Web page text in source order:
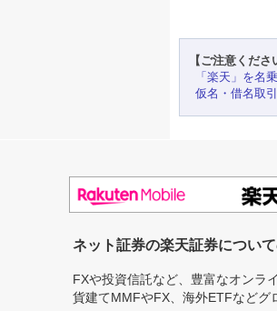
【ご注意くださ
「楽天」を名
仮名・借名取
ネット証券の楽天証券につい
FXや投資信託など、豊富なオンラ
貨建てMMFやFX、海外ETFなどグ